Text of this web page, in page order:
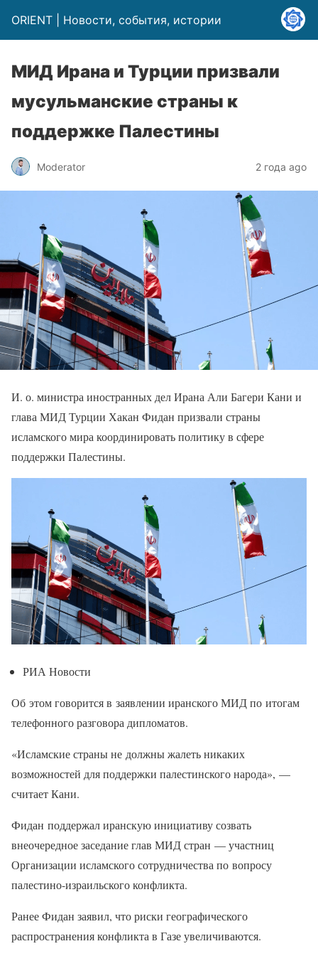
ORIENT | Новости, события, истории
МИД Ирана и Турции призвали
мусульманские страны к
поддержке Палестины
Moderator 2 года ago
И. о. министра иностранных дел Ирана Али Багери Кани и
глава МИД Турции Хакан Фидан призвали страны
исламского мира координировать политику в сфере
поддержки Палестины.
РИА Новости
Об этом говорится в заявлении иранского МИД по итогам
телефонного разговора дипломатов.
«Исламские страны не должны жалеть никаких
возможностей для поддержки палестинского народа», —
считает Кани.
Фидан поддержал иранскую инициативу созвать
внеочередное заседание глав МИД стран — участниц
Организации исламского сотрудничества по вопросу
палестино-израильского конфликта.
Ранее Фидан заявил, что риски географического
распространения конфликта в Газе увеличиваются.